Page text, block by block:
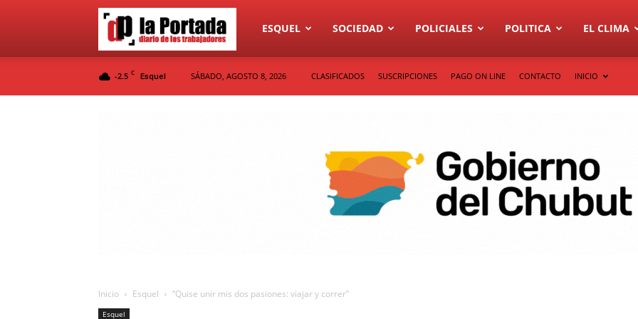
Diario
ESQUEL SOCIEDAD POLICIALES POLITICA EL CLIMA
-2.5 C Esquel SÁBADO, AGOSTO 8, 2026 CLASIFICADOS SUSCRIPCIONES PAGO ON LINE CONTACTO INICIO
Inicio Esquel “Quise unir mis dos pasiones: viajar y correr”
Esquel